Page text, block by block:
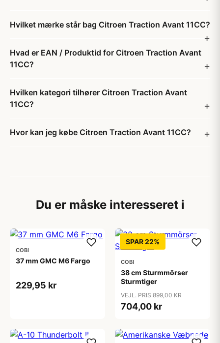
Hvilket mærke står bag Citroen Traction Avant 11CC?
Hvad er EAN / Produktid for Citroen Traction Avant
11CC?
Hvilken kategori tilhører Citroen Traction Avant
11CC?
Hvor kan jeg købe Citroen Traction Avant 11CC?
Du er måske interesseret i
COBI
37 mm GMC M6 Fargo
229,95 kr
SPAR 22%
COBI
38 cm Sturmmörser
Sturmtiger
VEJL. PRIS 899,00 KR
704,00 kr